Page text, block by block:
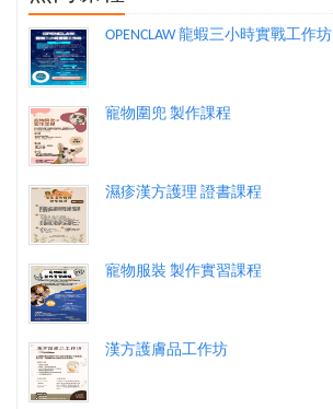
OPENCLAW 龍蝦三小時實戰工作坊
寵物圍兜 製作課程
濕疹漢方護理 證書課程
寵物服裝 製作實習課程
漢方護膚品工作坊